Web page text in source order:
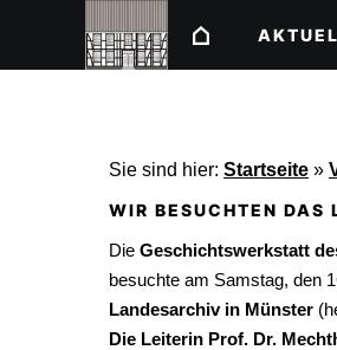
Sie sind hier: Startseite »
WIR BESUCHTEN DAS
Die Geschichtswerkstatt
besuchte am Samstag, den
Landesarchiv in Münster
Die Leiterin Prof. Dr.